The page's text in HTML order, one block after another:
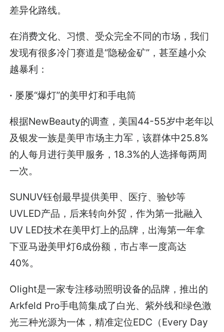
差异化路线。
在消费文化、习惯、受众完全不同的市场，我们
发现有很多冷门赛道是“隐秘金矿”，甚至越小众
越暴利：
· 屡屡“爆灯”的美甲灯和手电筒
根据NewBeauty的调查，美国44-55岁中老年以
及银发一族是美甲市场主力军，该群体中25.8%
的人每月进行美甲服务，18.3%的人选择每两周
一次。
SUNUV钰创最早提供美甲、医疗、验钞等
UVLED产品，后来转向外贸，作为第一批融入
UV LED技术在美甲灯上的品牌，出海第一年拿
下亚马逊美甲灯6成份额，市占率一度高达
40%。
Olight是一家专注移动照明设备的品牌，推出的
Arkfeld Pro手电筒集成了白光、紫外线和绿色激
光三种光源为一体，精准定位EDC（Every Day